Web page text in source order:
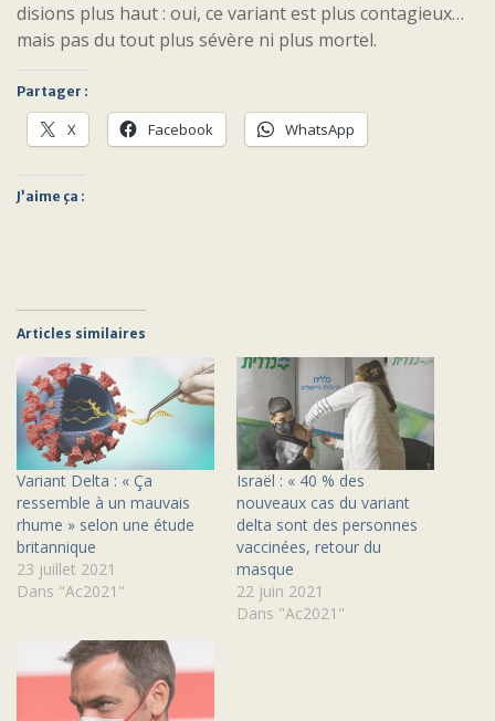
disions plus haut : oui, ce variant est plus contagieux…
mais pas du tout plus sévère ni plus mortel.
Partager :
X Facebook WhatsApp
J’aime ça :
Articles similaires
Variant Delta : « Ça
ressemble à un mauvais
rhume » selon une étude
britannique
23 juillet 2021
Dans "Ac2021"
Israël : « 40 % des
nouveaux cas du variant
delta sont des personnes
vaccinées, retour du
masque
22 juin 2021
Dans "Ac2021"